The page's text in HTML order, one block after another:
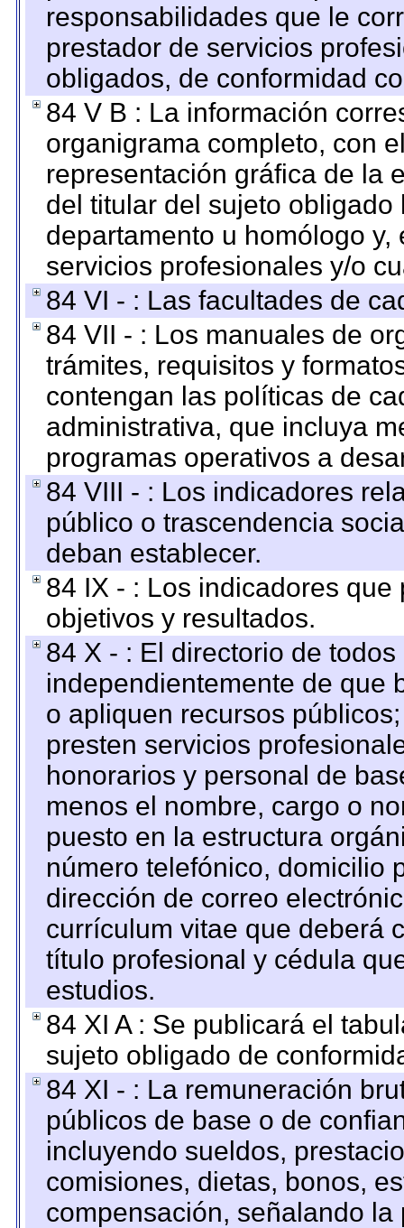
responsabilidades que le
prestador de servicios
obligados, de conformidad
84 V B : La información
organigrama completo, con
representación gráfica de la
del titular del sujeto
departamento u homólogo
servicios profesionales y/o
84 VI - : Las facultades de
84 VII - : Los manuales de
trámites, requisitos y
contengan las políticas de
administrativa, que incluya
programas operativos a
84 VIII - : Los indicadores
público o trascendencia
deban establecer.
84 IX - : Los indicadores
objetivos y resultados.
84 X - : El directorio de
independientemente de que
o apliquen recursos
presten servicios
honorarios y personal de
menos el nombre, cargo o
puesto en la estructura
número telefónico, domicilio
dirección de correo
currículum vitae que deberá
título profesional y cédula
estudios.
84 XI A : Se publicará el
sujeto obligado de
84 XI - : La remuneración
públicos de base o de
incluyendo sueldos,
comisiones, dietas, bonos,
compensación, señalando